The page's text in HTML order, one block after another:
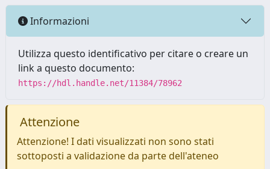
Informazioni
Utilizza questo identificativo per citare o creare un
link a questo documento:
https://hdl.handle.net/11384/78962
Attenzione
Attenzione! I dati visualizzati non sono stati
sottoposti a validazione da parte dell'ateneo